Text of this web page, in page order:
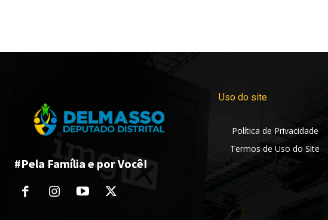
#Pela Família e por Você!
Uso do site
Política de Privacidade
Termos de Uso do Site